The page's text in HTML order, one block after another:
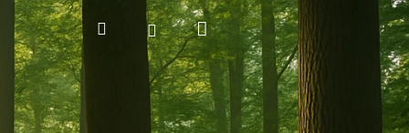
HledatPřihlášeníNákupní
košík